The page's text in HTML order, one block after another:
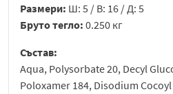
Размери: Ш: 5 / В: 16 / Д: 5
Бруто тегло: 0.250 кг
Състав:
Aqua, Polysorbate 20, Decyl
Poloxamer 184, Disodium